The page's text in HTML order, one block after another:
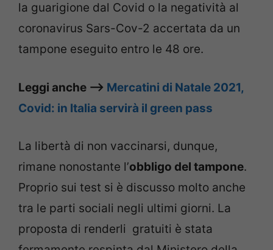
la guarigione dal Covid o la negatività al
coronavirus Sars-Cov-2 accertata da un
tampone eseguito entro le 48 ore.
Leggi anche –> Mercatini di Natale 2021,
Covid: in Italia servirà il green pass
La libertà di non vaccinarsi, dunque,
rimane nonostante l’obbligo del tampone.
Proprio sui test si è discusso molto anche
tra le parti sociali negli ultimi giorni. La
proposta di renderli gratuiti è stata